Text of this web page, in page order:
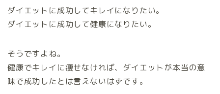
ダイエットに成功してキレイになりたい。
ダイエットに成功して健康になりたい。
そうですよね。
健康でキレイに痩せなければ、ダイエットが本当の意
味で成功したとは言えないはずです。